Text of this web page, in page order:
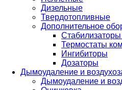
Дизельные
Твердотопливные
Дополнительное
Термостаты
Ингибиторы
Дозаторы
Дымоудаление и
Дымоудаление и